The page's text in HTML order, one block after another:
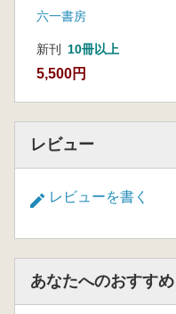
六一書房
新刊 10冊以上
5,500円
レビュー
レビューを書く
あなたへのおすすめ